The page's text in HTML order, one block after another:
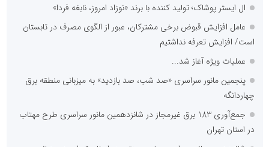
ال ایستر پوشاک؛ تولید کننده با برند «نوزاد امروز، نابغه فردا»
عامل افزایش قبوض برخی مشترکان، عبور از الگوی مصرف در تابستان
است/ افزایش تعرفه نداشتیم
عملیات ویژه آغاز شد...
پنجمین مانور سراسری «صد شب، صد بازدید» به میزبانی منطقه برق
چهاردانگه
جمع‌آوری 183 برق غیرمجاز در شانزدهمین مانور سراسری طرح مهتاب
در استان تهران